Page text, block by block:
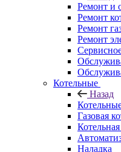
Ремонт и
Ремонт
Ремонт
Ремонт
Котельные
Назад
Газовая
Наладка